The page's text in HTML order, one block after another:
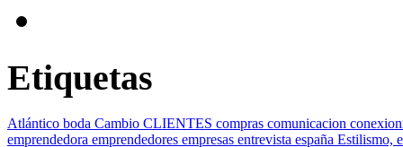
Etiquetas
Atlántico boda Cambio CLIENTES compras comunicacion
emprendedora emprendedores empresas entrevista españa Estilismo,